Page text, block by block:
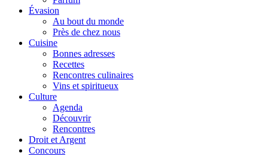
Évasion
Au bout du monde
Près de chez nous
Cuisine
Bonnes adresses
Recettes
Rencontres culinaires
Vins et spiritueux
Culture
Agenda
Découvrir
Rencontres
Droit et Argent
Concours